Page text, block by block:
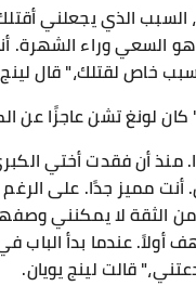
السبب الذي يجعلني
هو السعي وراء الشهرة.
خاص لقتلك،" قال
لونغ تشن عاجزًا عن
منذ أن فقدت أختي
مميز جدًا. على
من الثقة لا يمكنني
أولاً. عندما بدأ الباب
قالت لينج يويان.